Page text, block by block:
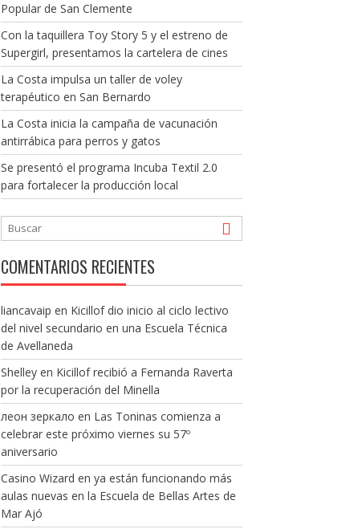
Popular de San Clemente
Con la taquillera Toy Story 5 y el estreno de
Supergirl, presentamos la cartelera de cines
La Costa impulsa un taller de voley
terapéutico en San Bernardo
La Costa inicia la campaña de vacunación
antirrábica para perros y gatos
Se presentó el programa Incuba Textil 2.0
para fortalecer la producción local
COMENTARIOS RECIENTES
liancavaip en Kicillof dio inicio al ciclo lectivo
del nivel secundario en una Escuela Técnica
de Avellaneda
Shelleyen Kicillof recibió a Fernanda Raverta
por la recuperación del Minella
леон зеркало en Las Toninas comienza a
celebrar este próximo viernes su 57º
aniversario
Casino Wizard en ya están funcionando más
aulas nuevas en la Escuela de Bellas Artes de
Mar Ajó